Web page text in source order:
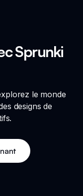
Sprunki
le monde
designs de